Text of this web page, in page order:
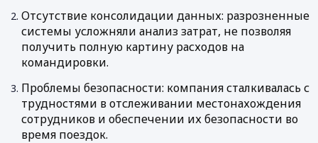
Отсутствие консолидации данных: разрозненные
системы усложняли анализ затрат, не позволяя
получить полную картину расходов на
командировки.
Проблемы безопасности: компания сталкивалась с
трудностями в отслеживании местонахождения
сотрудников и обеспечении их безопасности во
время поездок.